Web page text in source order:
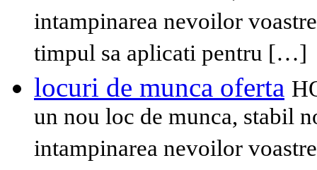
intampinarea nevoilor
timpul sa aplicati pentru […]
locuri de munca oferta
un nou loc de munca, stabil
intampinarea nevoilor